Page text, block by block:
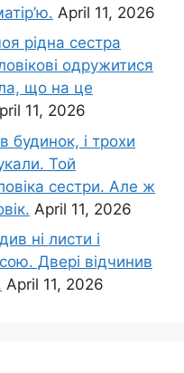
April 11, 2026
рідна сестра
одружитися
що на це
11, 2026
будинок, і трохи
Той
сестри. Але ж
April 11, 2026
ні листи і
Двері відчинив
April 11, 2026